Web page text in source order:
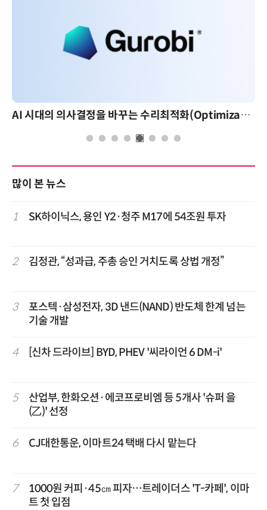
AI 시대의 의사결정을 바꾸는 수리최적화(Optimization): 실제 산업 적용 사례와 활용 전략
많이 본 뉴스
1 SK하이닉스, 용인 Y2·청주 M17에 54조원 투자
2 김정관, “성과급, 주총 승인 거치도록 상법 개정”
3
포스텍·삼성전자, 3D 낸드(NAND) 반도체 한계 넘는
기술 개발
4 [신차 드라이브] BYD, PHEV '씨라이언 6 DM-i'
5
산업부, 한화오션·에코프로비엠 등 5개사 '슈퍼 을
(乙)' 선정
6 CJ대한통운, 이마트24 택배 다시 맡는다
7
1000원 커피·45㎝ 피자…트레이더스 'T-카페', 이마
트 첫 입점